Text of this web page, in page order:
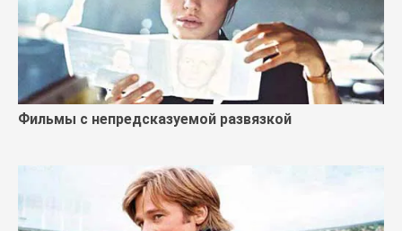
Фильмы с непредсказуемой развязкой